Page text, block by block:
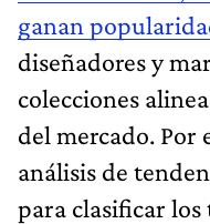
ganan
diseñadores y
colecciones
del mercado. Por
análisis de
para clasificar los